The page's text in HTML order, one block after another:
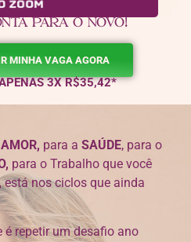
PARA O NOVO!
MINHA VAGA AGORA
3X R$35,42*
AMOR, para a SAÚDE, para o
para o Trabalho que você
está nos ciclos que ainda
é repetir um desafio ano